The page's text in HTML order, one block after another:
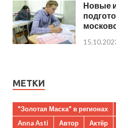
Новые
МЕТКИ
"Золотая Маска" в регионах
Anna Asti
Автор Актёр